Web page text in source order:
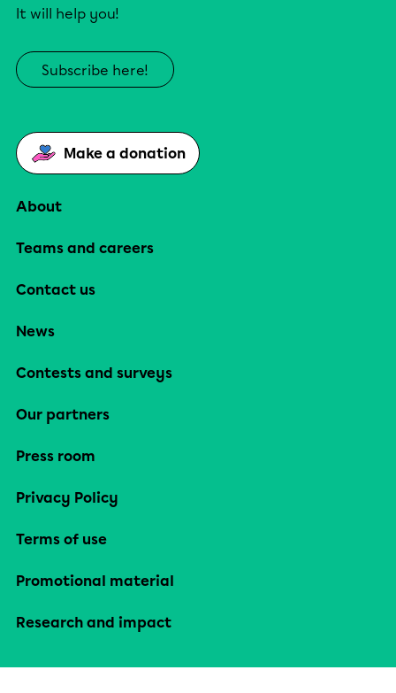
It will help you!
Subscribe here!
Make a donation
About
Teams and careers
Contact us
News
Contests and surveys
Our partners
Press room
Privacy Policy
Terms of use
Promotional material
Research and impact